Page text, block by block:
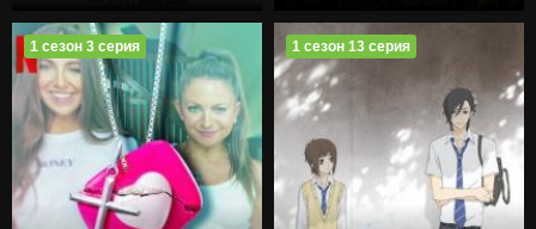
1 сезон 3 серия 1 сезон 13 серия